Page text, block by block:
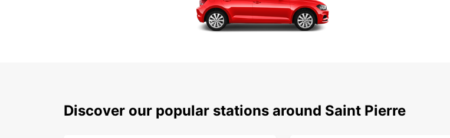
Discover our popular stations around Saint Pierre